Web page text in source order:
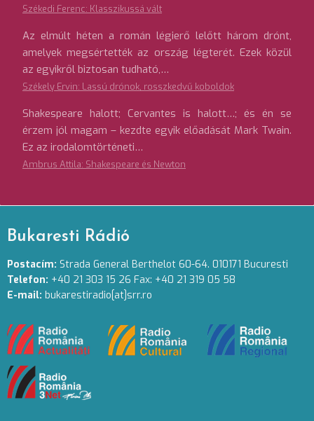
Székedi Ferenc: Klasszikussá vált
Az elmúlt héten a román légierő lelőtt három drónt,
amelyek megsértették az ország légterét. Ezek közül
az egyikről biztosan tudható,…
Székely Ervin: Lassú drónok, rosszkedvű koboldok
Shakespeare halott; Cervantes is halott…; és én se
érzem jól magam – kezdte egyik előadását Mark Twain.
Ez az irodalomtörténeti…
Ambrus Attila: Shakespeare és Newton
Bukaresti Rádió
Postacím: Strada General Berthelot 60-64. 010171 Bucuresti
Telefon: +40 21 303 15 26 Fax: +40 21 319 05 58
E-mail: bukarestiradio[at]srr.ro